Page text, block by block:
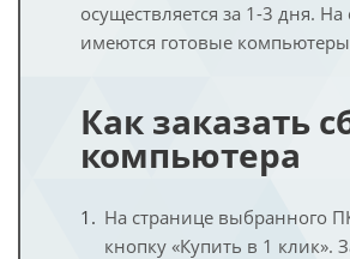
осуществляется за 1-3 дня. На
имеются готовые
Как заказать
компьютера
На странице выбранного
кнопку «Купить в 1 клик».